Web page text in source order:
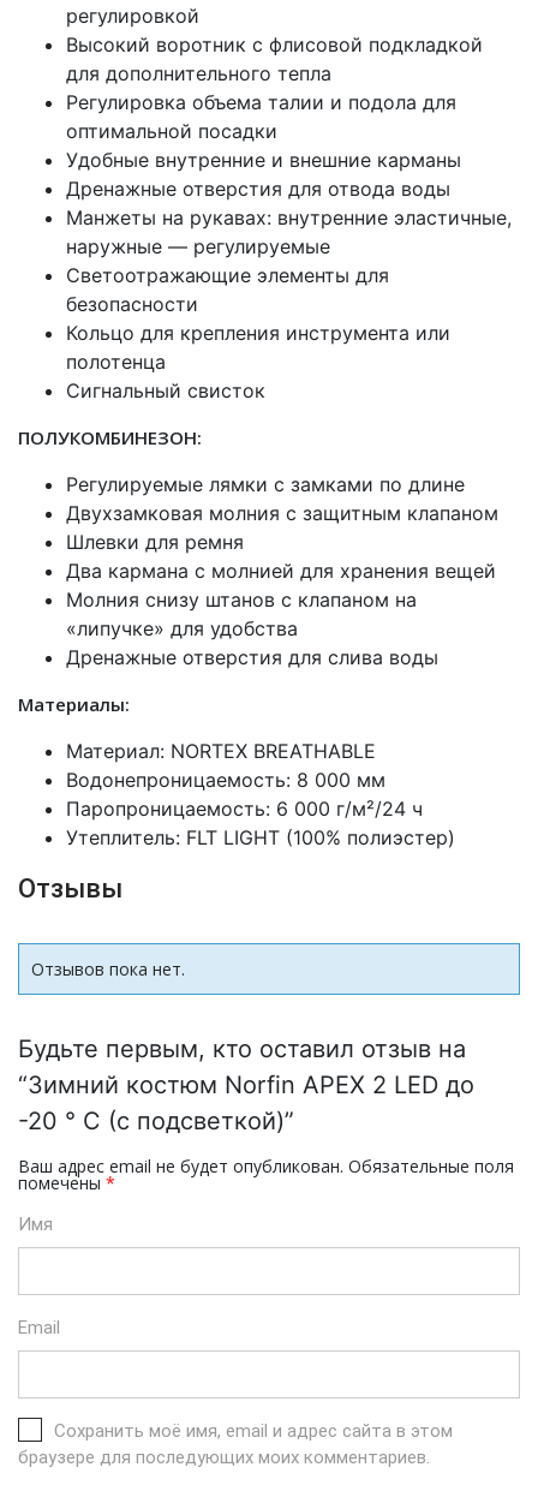
регулировкой
Высокий воротник с флисовой подкладкой
для дополнительного тепла
Регулировка объема талии и подола для
оптимальной посадки
Удобные внутренние и внешние карманы
Дренажные отверстия для отвода воды
Манжеты на рукавах: внутренние эластичные,
наружные — регулируемые
Светоотражающие элементы для
безопасности
Кольцо для крепления инструмента или
полотенца
Сигнальный свисток
ПОЛУКОМБИНЕЗОН:
Регулируемые лямки с замками по длине
Двухзамковая молния с защитным клапаном
Шлевки для ремня
Два кармана с молнией для хранения вещей
Молния снизу штанов с клапаном на
«липучке» для удобства
Дренажные отверстия для слива воды
Материалы:
Материал: NORTEX BREATHABLE
Водонепроницаемость: 8 000 мм
Паропроницаемость: 6 000 г/м²/24 ч
Утеплитель: FLT LIGHT (100% полиэстер)
Отзывы
Отзывов пока нет.
Будьте первым, кто оставил отзыв на
“Зимний костюм Norfin APEX 2 LED до
-20 ° C (с подсветкой)”
Ваш адрес email не будет опубликован. Обязательные поля
помечены *
Имя
Email
Сохранить моё имя, email и адрес сайта в этом
браузере для последующих моих комментариев.